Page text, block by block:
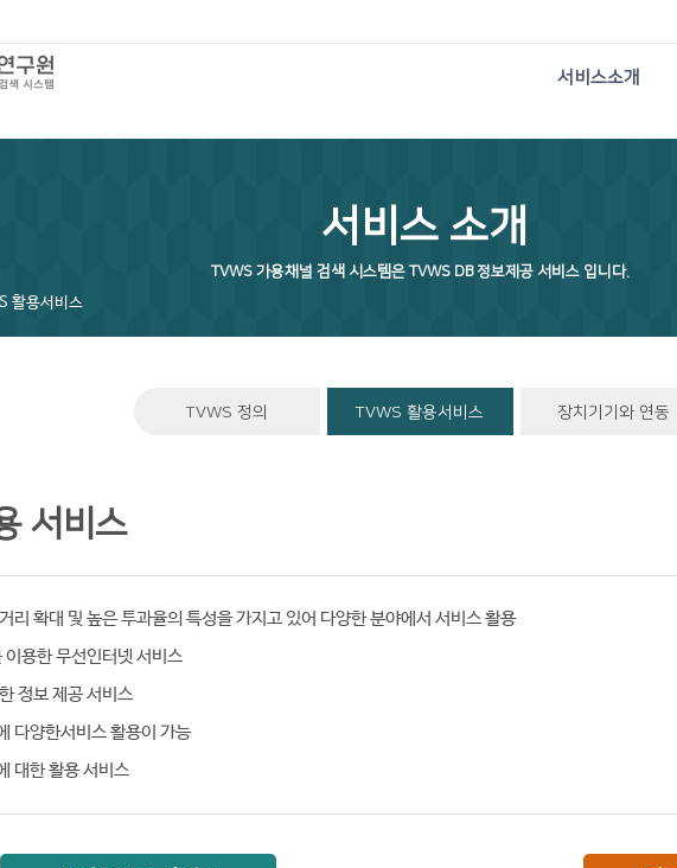
서비스소개
활용서비스
서비스 소개
TVWS 가용채널 검색 시스템은 TVWS DB 정보제공 서비스 입니다.
TVWS 정의 TVWS 활용서비스 장치기기와 연동
서비스
리 확대 및 높은 투과율의 특성을 가지고 있어 다양한 분야에서 서비스 활용
용한 무선인터넷 서비스
정보 제공 서비스
다양한서비스 활용이 가능
대한 활용 서비스